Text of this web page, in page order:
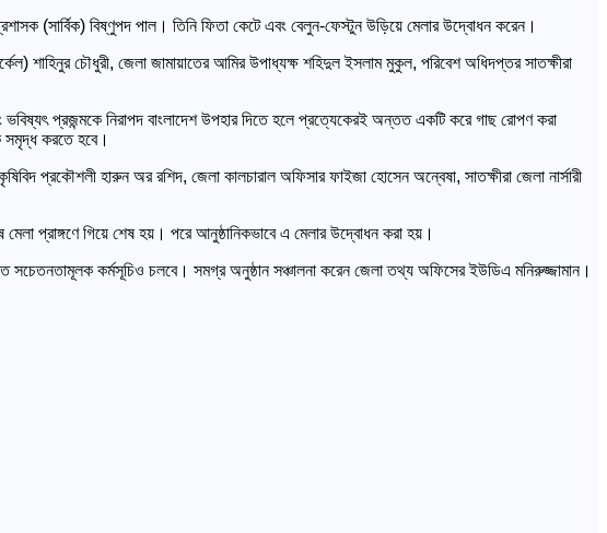
(সার্বিক) বিষ্ণুপদ পাল। তিনি ফিতা কেটে এবং বেলুন-ফেস্টুন উড়িয়ে মেলার উদ্বোধন করেন।
শাহিনুর চৌধুরী, জেলা জামায়াতের আমির উপাধ্যক্ষ শহিদুল ইসলাম মুকুল, পরিবেশ অধিদপ্তর সাতক্ষীরা
ভবিষ্যৎ প্রজন্মকে নিরাপদ বাংলাদেশ উপহার দিতে হলে প্রত্যেকেরই অন্তত একটি করে গাছ রোপণ করা
সমৃদ্ধ করতে হবে।
প্রকৌশলী হারুন অর রশিদ, জেলা কালচারাল অফিসার ফাইজা হোসেন অন্বেষা, সাতক্ষীরা জেলা নার্সারী
মেলা প্রাঙ্গণে গিয়ে শেষ হয়। পরে আনুষ্ঠানিকভাবে এ মেলার উদ্বোধন করা হয়।
সচেতনতামূলক কর্মসূচিও চলবে। সমগ্র অনুষ্ঠান সঞ্চালনা করেন জেলা তথ্য অফিসের ইউডিএ মনিরুজ্জামান।